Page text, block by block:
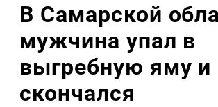
В Самарской
мужчина упал в
выгребную яму и
скончался